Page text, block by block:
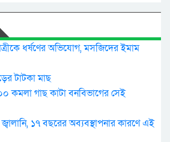
ধর্ষণের অভিযোগ, মসজিদের ইমাম
টাটকা মাছ
কমলা গাছ কাটা বনবিভাগের সেই
১৭ বছরের অব্যবস্থাপনার কারণে এই